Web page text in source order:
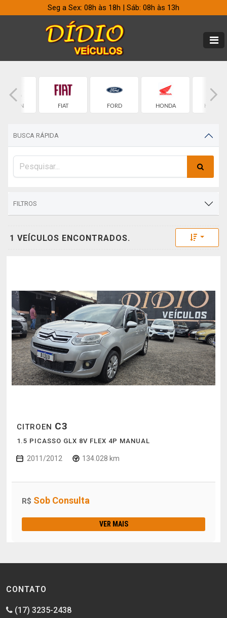
Seg a Sex: 08h às 18h | Sáb: 08h às 13h
CITROEN FIAT FORD HONDA
BUSCA RÁPIDA
FILTROS
1 VEÍCULOS ENCONTRADOS. Toggle
CITROEN C3
1.5 PICASSO GLX 8V FLEX 4P MANUAL
2011/2012 134.028 km
R$ Sob Consulta
VER MAIS
CONTATO
(17) 3235-2438